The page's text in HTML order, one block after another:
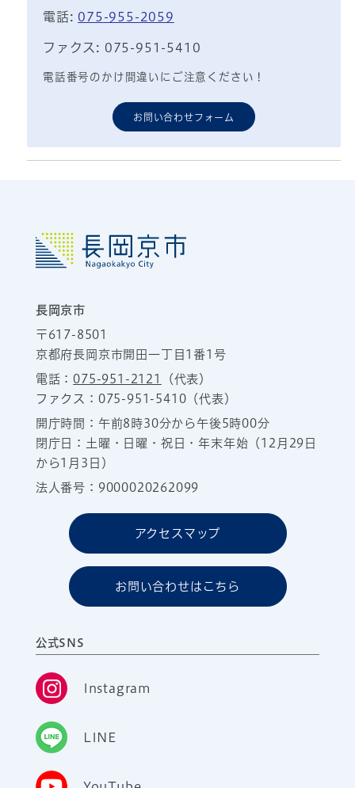
電話: 075-955-2059
ファクス: 075-951-5410
電話番号のかけ間違いにご注意ください！
お問い合わせフォーム
長岡京市
〒617-8501
京都府長岡京市開田一丁目1番1号
電話：075-951-2121
（代表）
ファクス：075-951-5410（代表）
開庁時間：午前8時30分から午後5時00分
閉庁日：土曜・日曜・祝日・年末年始（12月29日
から1月3日）
法人番号：9000020262099
アクセスマップ
お問い合わせはこちら
公式SNS
Instagram
LINE